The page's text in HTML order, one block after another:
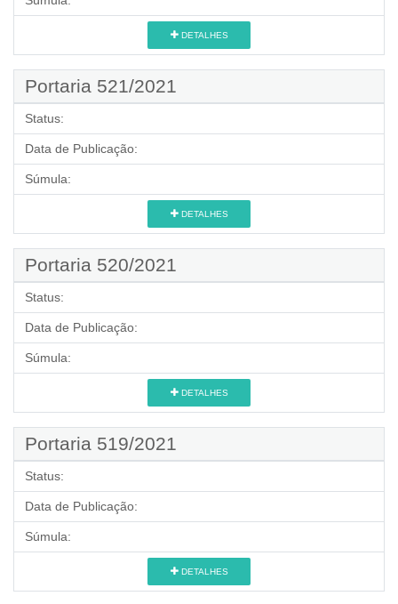
DETALHES
Portaria 521/2021
Status:
Data de Publicação:
Súmula:
DETALHES
Portaria 520/2021
Status:
Data de Publicação:
Súmula:
DETALHES
Portaria 519/2021
Status:
Data de Publicação:
Súmula:
DETALHES